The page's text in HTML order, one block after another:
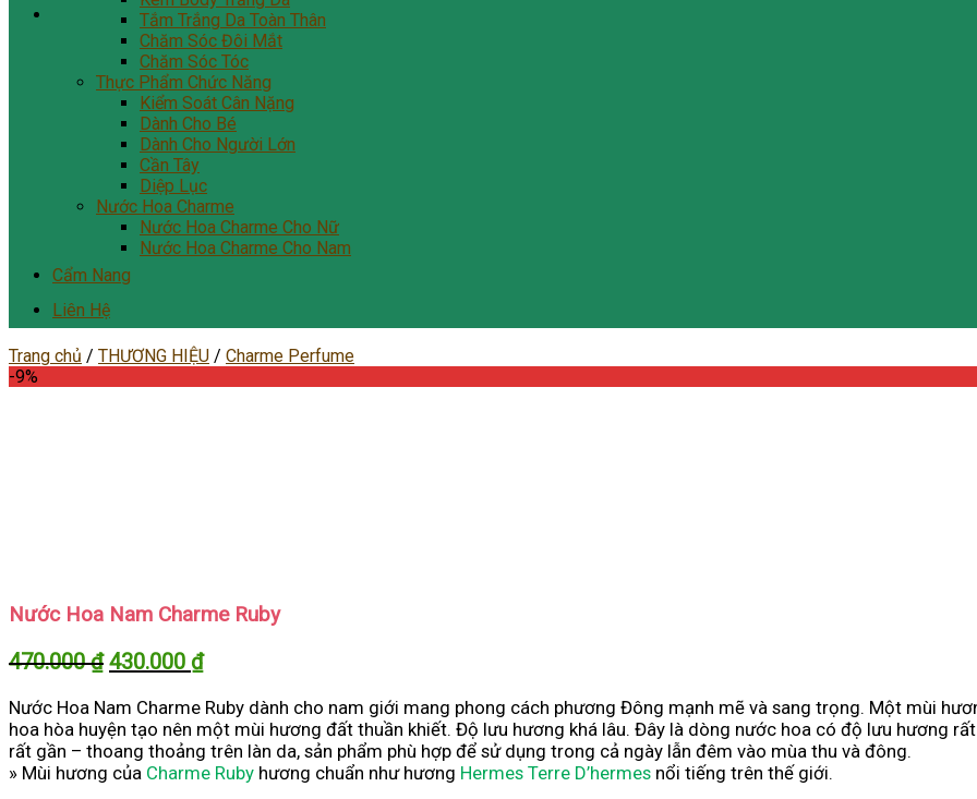
Tắm Trắng Da Toàn Thân
Chăm Sóc Đôi Mắt
Chăm Sóc Tóc
Thực Phẩm Chức Năng
Kiểm Soát Cân Nặng
Dành Cho Bé
Dành Cho Người Lớn
Cần Tây
Diệp Lục
Nước Hoa Charme
Nước Hoa Charme Cho Nữ
Nước Hoa Charme Cho Nam
Cẩm Nang
Liên Hệ
Trang chủ / THƯƠNG HIỆU / Charme Perfume
-9%
Nước Hoa Nam Charme Ruby
470.000₫ Giá
là:
470.000 ₫.
430.000 ₫Giá
tại
là:
430.000 ₫.
Nước Hoa Nam Charme Ruby dành cho nam giới mang phong cách phương Đông mạnh mẽ và sang trọng. Một mùi
hoa hòa huyện tạo nên một mùi hương đất thuần khiết. Độ lưu hương khá lâu. Đây là dòng nước hoa có độ lưu hương
rất gần – thoang thoảng trên làn da, sản phẩm phù hợp để sử dụng trong cả ngày lẫn đêm vào mùa thu và đông.
» Mùi hương của Charme Ruby hương chuẩn như hương Hermes Terre D’hermes nổi tiếng trên thế giới.